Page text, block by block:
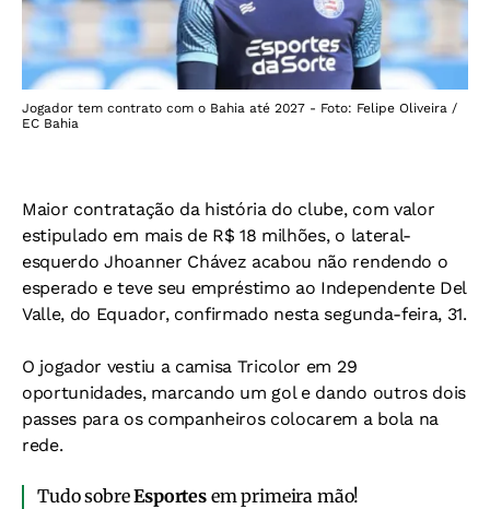
Jogador tem contrato com o Bahia até 2027 - Foto: Felipe Oliveira /
EC Bahia
Maior contratação da história do clube, com valor
estipulado em mais de R$ 18 milhões, o lateral-
esquerdo Jhoanner Chávez acabou não rendendo o
esperado e teve seu empréstimo ao Independente Del
Valle, do Equador, confirmado nesta segunda-feira, 31.
O jogador vestiu a camisa Tricolor em 29
oportunidades, marcando um gol e dando outros dois
passes para os companheiros colocarem a bola na
rede.
Tudo sobreEsportesem primeira mão!